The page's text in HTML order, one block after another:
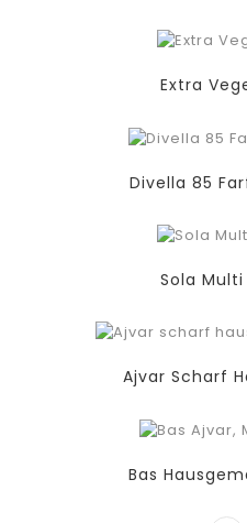
Extra
Divella 85
Sola
Ajvar Scharf
Bas